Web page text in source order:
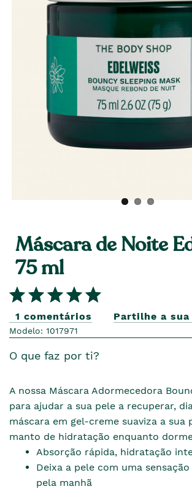
Máscara de Noite
75 ml
1 comentários Partilhe a
Modelo: 1017971
O que faz por ti?
A nossa Máscara Adormecedora
para ajudar a sua pele a recuperar,
máscara em gel-creme suaviza a sua
manto de hidratação enquanto
Absorção rápida, hidratação
Deixa a pele com uma
pela manhã